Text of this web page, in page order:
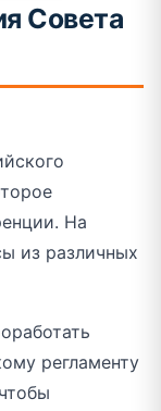
Совета
На
из различных
регламенту